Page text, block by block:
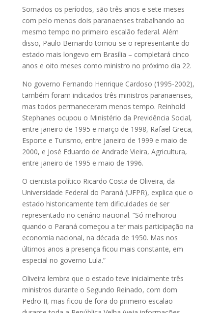
Somados os períodos, são três anos e sete meses
com pelo menos dois paranaenses trabalhando ao
mesmo tempo no primeiro escalão federal. Além
disso, Paulo Bernardo tornou-se o representante do
estado mais longevo em Brasília – completará cinco
anos e oito meses como ministro no próximo dia 22.
No governo Fernando Henri­que Cardoso (1995-2002),
também foram indicados três ministros paranaenses,
mas todos permaneceram menos tempo. Reinhold
Stephanes ocupou o Ministério da Previdência Social,
entre janeiro de 1995 e março de 1998, Rafael Greca,
Esporte e Turismo, entre janeiro de 1999 e maio de
2000, e José Eduardo de Andrade Vieira, Agricultura,
entre janeiro de 1995 e maio de 1996.
O cientista político Ricardo Costa de Oliveira, da
Universidade Federal do Paraná (UFPR), explica que o
estado historicamente tem dificuldades de ser
representado no cenário nacional. “Só melhorou
quando o Paraná começou a ter mais participação na
economia nacional, na década de 1950. Mas nos
últimos anos a presença ficou mais constante, em
especial no governo Lula.”
Oliveira lembra que o estado teve inicialmente três
ministros durante o Segundo Reinado, com dom
Pedro II, mas ficou de fora do primeiro escalão